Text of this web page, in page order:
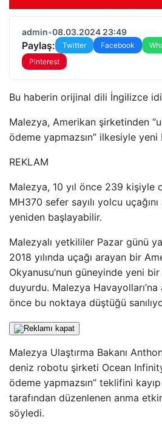
admin•08.03.2024 23:49
Paylaş: Twitter Facebook
Pinterest
Bu haberin orijinal dili İngilizce
Malezya, Amerikan şirketinden
ödeme yapmazsın” ilkesiyle
REKLAM
Malezya, 10 yıl önce 239 kişiyle
MH370 sefer sayılı yolcu
yeniden başlayabilir.
Malezyalı yetkililer Pazar günü
2018 yılında uçağı arayan bir
Okyanusu’nun güneyinde yeni
duyurdu. Malezya Havayolları’na
önce bu noktaya düştüğü
Malezya Ulaştırma Bakanı
deniz robotu şirketi Ocean
ödeme yapmazsın” teklifini kayıp
tarafından düzenlenen anma
söyledi.